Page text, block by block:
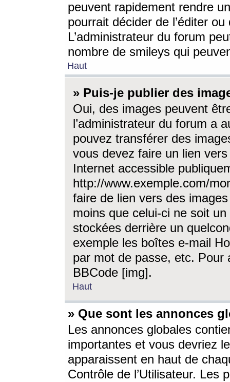
peuvent rapidement rendre
pourrait décider de l’éditer
L’administrateur du forum
nombre de smileys qui
Haut
» Puis-je publier des
Oui, des images peuvent
l’administrateur du forum a
pouvez transférer des
vous devez faire un lien
Internet accessible
http://www.exemple.com/
faire de lien vers des
moins que celui-ci ne soit
stockées derrière un
exemple les boîtes e-mail
par mot de passe, etc. Pour
BBCode [img].
Haut
» Que sont les annonces
Les annonces globales
importantes et vous devriez
apparaissent en haut de
Contrôle de l’Utilisateur. Les